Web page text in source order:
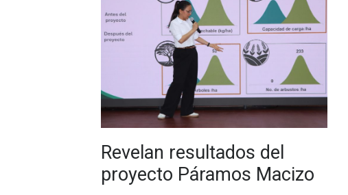
Revelan resultados del
proyecto Páramos Macizo